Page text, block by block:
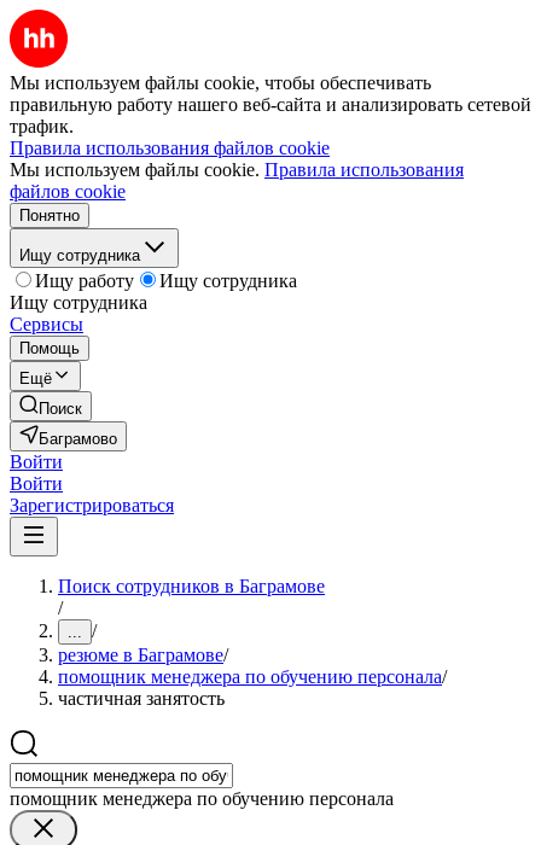
Мы используем файлы cookie, чтобы обеспечивать
правильную работу нашего веб-сайта и анализировать сетевой
трафик.
Правила использования файлов cookie
Мы используем файлы cookie. Правила использования
файлов cookie
Понятно
Ищу сотрудника
Ищу работу
Ищу сотрудника
Ищу сотрудника
Сервисы
Помощь
Ещё
Поиск
Баграмово
Войти
Войти
Зарегистрироваться
Поиск сотрудников в Баграмове
/
... /
резюме в Баграмове/
помощник менеджера по обучению персонала/
частичная занятость
помощник менеджера по обучению персонала